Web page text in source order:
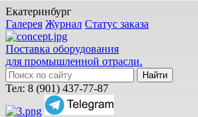
Екатеринбург
Галерея Журнал Статус заказа
Поставка оборудования
для промышленной отрасли.
Тел: 8 (901) 437-77-87